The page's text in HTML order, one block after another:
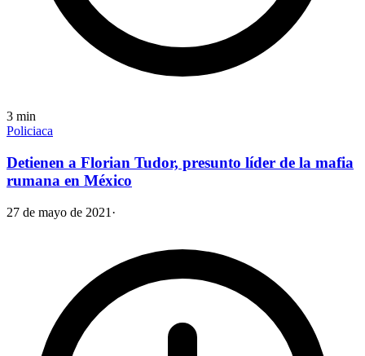
3 min
Policiaca
Detienen a Florian Tudor, presunto líder de la mafia
rumana en México
27 de mayo de 2021 ·